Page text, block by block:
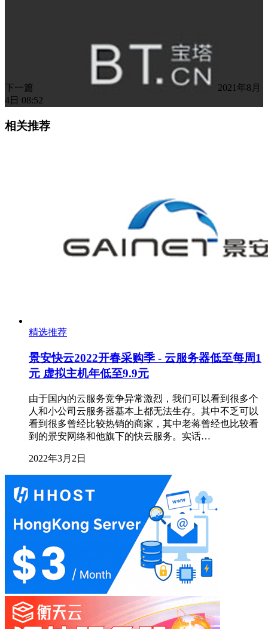
下一篇
2021年8月
4日 08:52
相关推荐
精选推荐
景安快云2022开春采购季 - 云服务器低至每周1
元 虚拟主机年低至9.9元
由于国内的云服务竞争异常激烈，我们可以看到很多个
人和小公司云服务器基本上都无法生存。其中不乏可以
看到很多曾经比较热销的商家，其中老蒋曾经也比较看
到的景安网络和他旗下的快云服务。实话…
2022年3月2日